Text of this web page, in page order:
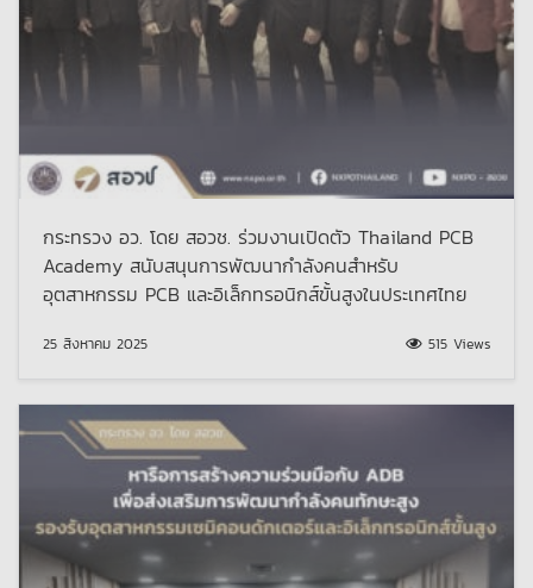
กระทรวง อว. โดย สอวช. ร่วมงานเปิดตัว Thailand PCB
Academy สนับสนุนการพัฒนากำลังคนสำหรับ
อุตสาหกรรม PCB และอิเล็กทรอนิกส์ขั้นสูงในประเทศไทย
25 สิงหาคม 2025 515 Views